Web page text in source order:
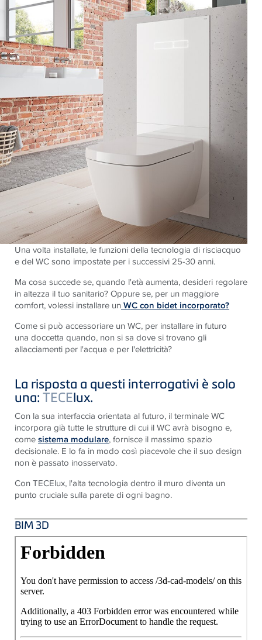
Una volta installate, le funzioni della tecnologia di risciacquo
e del WC sono impostate per i successivi 25-30 anni.
Ma cosa succede se, quando l'età aumenta, desideri regolare
in altezza il tuo sanitario? Oppure se, per un maggiore
comfort, volessi installare unWC con bidet incorporato?
Come si può accessoriare un WC, per installare in futuro
una doccetta quando, non si sa dove si trovano gli
allacciamenti per l'acqua e per l'elettricità?
La risposta a questi interrogativi è solo
una: TECElux.
Con la sua interfaccia orientata al futuro, il terminale WC
incorpora già tutte le strutture di cui il WC avrà bisogno e,
comesistema modulare, fornisce il massimo spazio
decisionale. E lo fa in modo così piacevole che il suo design
non è passato inosservato.
Con TECElux, l'alta tecnologia dentro il muro diventa un
punto cruciale sulla parete di ogni bagno.
BIM 3D